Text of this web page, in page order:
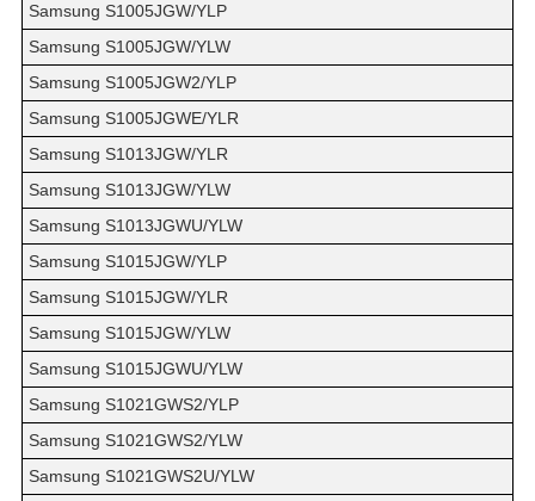
Samsung S1005JGW/YLP
Samsung S1005JGW/YLW
Samsung S1005JGW2/YLP
Samsung S1005JGWE/YLR
Samsung S1013JGW/YLR
Samsung S1013JGW/YLW
Samsung S1013JGWU/YLW
Samsung S1015JGW/YLP
Samsung S1015JGW/YLR
Samsung S1015JGW/YLW
Samsung S1015JGWU/YLW
Samsung S1021GWS2/YLP
Samsung S1021GWS2/YLW
Samsung S1021GWS2U/YLW